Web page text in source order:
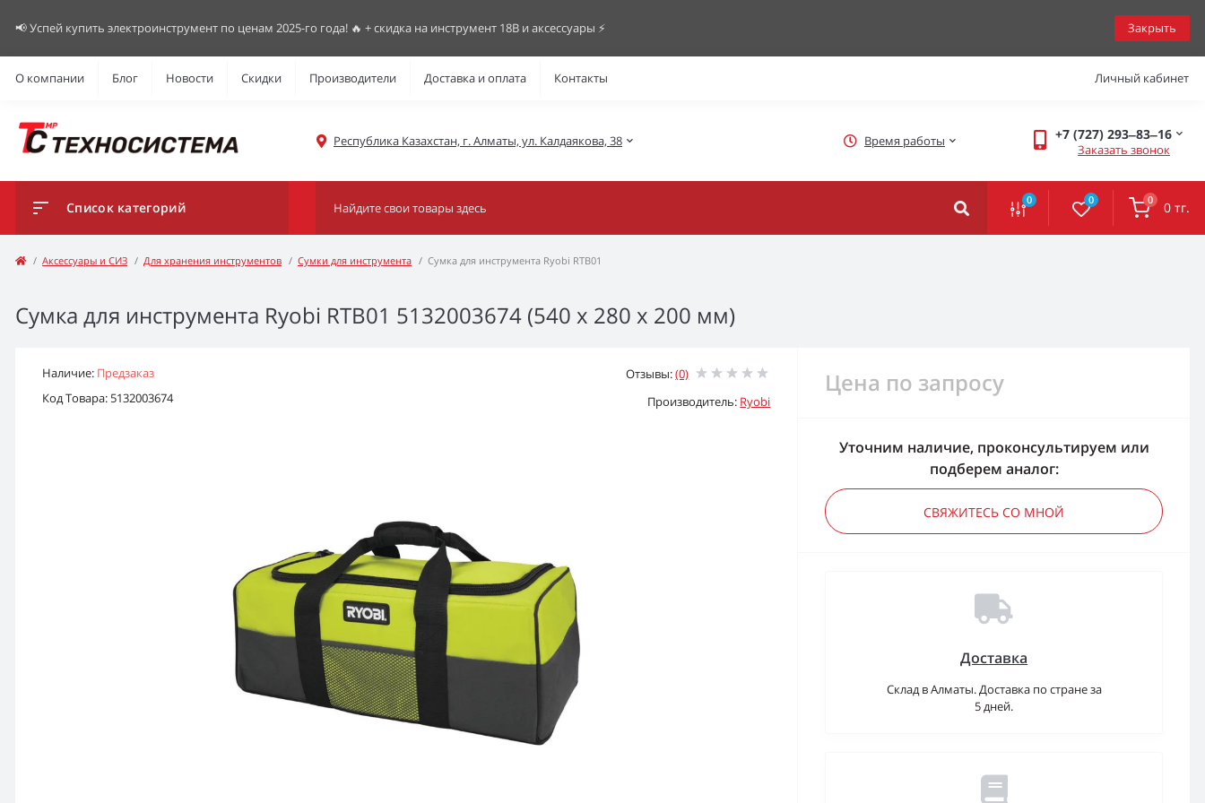
📢 Успей купить электроинструмент по ценам 2025-го года! 🔥 + скидка на инструмент 18В и аксессуары ⚡️ Закрыть
О компании Блог Новости Скидки Производители Доставка и оплата Контакты Личный кабинет
Республика Казахстан, г. Алматы, ул. Калдаякова, 38 Время работы +7 (727) 293‒83‒16
Заказать звонок
Список категорий 0 0 0 0 тг.
Аксессуары и СИЗ Для хранения инструментов Сумки для инструмента Сумка для инструмента Ryobi RTB01
Сумка для инструмента Ryobi RTB01 5132003674 (540 х 280 х 200 мм)
Наличие: Предзаказ
Код Товара: 5132003674
Отзывы:(0)
Производитель: Ryobi
Цена по запросу
Уточним наличие, проконсультируем или
подберем аналог:
СВЯЖИТЕСЬ СО МНОЙ
Доставка
Склад в Алматы. Доставка по стране за
5 дней.